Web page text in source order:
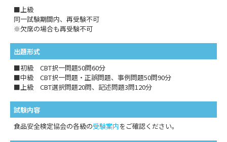
■上級
同一試験期間内、再受験不可
※欠席の場合も再受験不可
出題形式
■初級 CBT択一問題50問60分
■中級 CBT択一問題・正誤問題、事例問題50問90分
■上級 CBT選択問題20問、記述問題3問120分
試験内容
食品安全検定協会の各級の受験案内をご確認ください。